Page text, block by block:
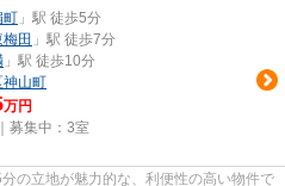
町 」駅 徒歩5分
梅田 」駅 徒歩7分
」駅 徒歩10分
神山町
万円
募集中： 3室
の立地が魅力的な、利便性の高い物件で